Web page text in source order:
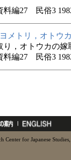
編27 民俗3
メトリ，オトウ
り，オトウカの嫁
編27 民俗3
Center for Japanese